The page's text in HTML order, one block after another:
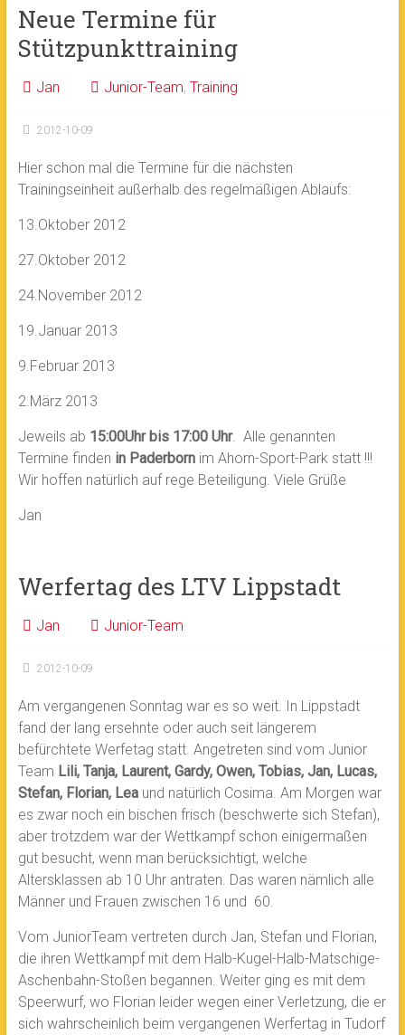
Neue Termine für
Stützpunkttraining
Jan Junior-Team, Training
2012-10-09
Hier schon mal die Termine für die nächsten
Trainingseinheit außerhalb des regelmäßigen Ablaufs:
13.Oktober 2012
27.Oktober 2012
24.November 2012
19.Januar 2013
9.Februar 2013
2.März 2013
Jeweils ab 15:00Uhr bis 17:00 Uhr. Alle genannten
Termine finden in Paderbornim Ahorn-Sport-Park statt !!!
Wir hoffen natürlich auf rege Beteiligung. Viele Grüße
Jan
Werfertag des LTV Lippstadt
Jan Junior-Team
2012-10-09
Am vergangenen Sonntag war es so weit. In Lippstadt
fand der lang ersehnte oder auch seit längerem
befürchtete Werfetag statt. Angetreten sind vom Junior
Team Lili, Tanja, Laurent, Gardy, Owen, Tobias, Jan, Lucas,
Stefan, Florian, Leaund natürlich Cosima. Am Morgen war
es zwar noch ein bischen frisch (beschwerte sich Stefan),
aber trotzdem war der Wettkampf schon einigermaßen
gut besucht, wenn man berücksichtigt, welche
Altersklassen ab 10 Uhr antraten. Das waren nämlich alle
Männer und Frauen zwischen 16 und 60.
Vom JuniorTeam vertreten durch Jan, Stefan und Florian,
die ihren Wettkampf mit dem Halb-Kugel-Halb-Matschige-
Aschenbahn-Stoßen begannen. Weiter ging es mit dem
Speerwurf, wo Florian leider wegen einer Verletzung, die er
sich wahrscheinlich beim vergangenen Werfertag in Tudorf